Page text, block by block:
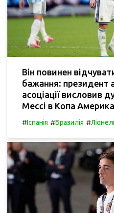
Він повинен
бажання: президент
асоціації висловив
Мессі в Копа
#Іспанія #Бразилія #